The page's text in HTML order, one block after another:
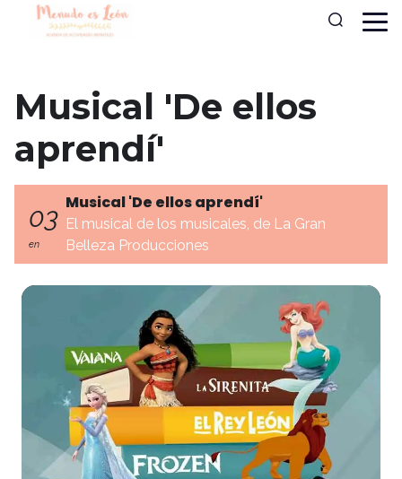
Musical 'De ellos
aprendí'
03
en
Musical 'De ellos aprendí'
El musical de los musicales, de La Gran
Belleza Producciones